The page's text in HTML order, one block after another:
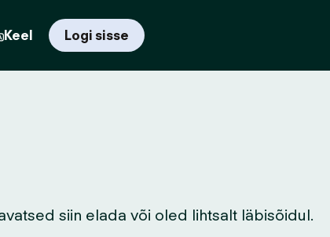
Keel Logi sisse
siin elada või oled lihtsalt läbisõidul.